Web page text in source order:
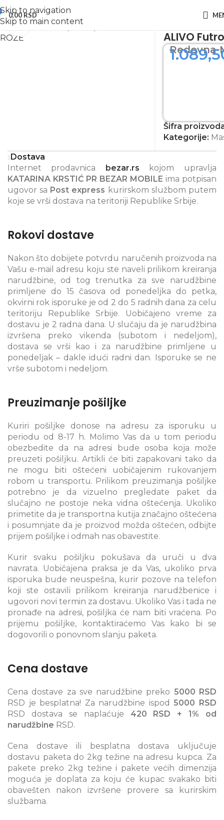
Skip to navigation
Skip to main content
0,00RSD
Početna Maske za telefon
Zumiraj sliku
ALIVO
Redovna
Šifra
Kategorije:
Dostava
Internet prodavnica bezar.rs kojom upravlja
KATARINA KRSTIĆ PR BEZAR MOBILE ima potpisan
ugovor sa Post express kurirskom službom putem
koje se vrši dostava na teritoriji Republike Srbije.
Rokovi dostave
Nakon što dobijete potvrdu naručenih proizvoda na
Vašu e-mail adresu koju ste naveli prilikom kreiranja
narudžbine, od tog trenutka za sve narudžbine
primljene do 15 časova od ponedeljka do petka,
okvirni rok isporuke je od 2 do 5 radnih dana za celu
teritoriju Republike Srbije. Uobičajeno vreme za
dostavu je 2 radna dana. U slučaju da je narudžbina
izvršena preko vikenda (subotom i nedeljom),
dostava se vrši kao i za narudžbine primljene u
ponedeljak – dakle idući radni dan. Isporuke se ne
vrše subotom i nedeljom.
Preuzimanje pošiljke
Kuriri pošiljke donose na adresu za isporuku u
periodu od 8-17 h. Molimo Vas da u tom periodu
obezbedite da na adresi bude osoba koja može
preuzeti pošiljku. Artikli će biti zapakovani tako da
ne mogu biti oštećeni uobičajenim rukovanjem
robom u transportu. Prilikom preuzimanja pošiljke
potrebno je da vizuelno pregledate paket da
slučajno ne postoje neka vidna oštećenja. Ukoliko
primetite da je transportna kutija značajno oštećena
i posumnjate da je proizvod možda oštećen, odbijte
prijem pošiljke i odmah nas obavestite.
Kurir svaku pošiljku pokušava da uruči u dva
navrata. Uobičajena praksa je da Vas, ukoliko prva
isporuka bude neuspešna, kurir pozove na telefon
koji ste ostavili prilikom kreiranja narudžbenice i
ugovori novi termin za dostavu. Ukoliko Vas i tada ne
pronađe na adresi, pošiljka će nam biti vraćena. Po
prijemu pošiljke, kontaktiraćemo Vas kako bi se
dogovorili o ponovnom slanju paketa.
Cena dostave
Cena dostave za sve narudžbine preko 5000 RSD
RSD je besplatna! Za narudžbine ispod5000 RSD
RSD dostava se naplaćuje 420 RSD + 1% od
narudžbine RSD.
Cena dostave ili besplatna dostava uključuje
dostavu paketa do 2kg težine na adresu kupca. Za
pakete preko 2kg težine i pakete većih dimenzija
moguća je doplata za koju će kupac svakako biti
obavešten nakon izvršene provere sa kurirskim
službama.